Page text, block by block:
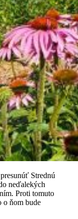
Strednú
neďalekých
Proti tomuto
o ňom bude